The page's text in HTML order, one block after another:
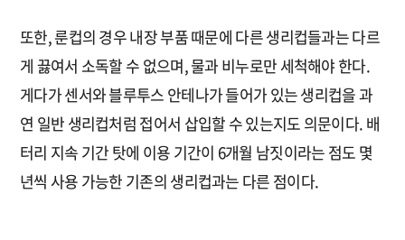
또한, 룬컵의 경우 내장 부품 때문에 다른 생리컵들과는 다르
게 끓여서 소독할 수 없으며, 물과 비누로만 세척해야 한다.
게다가 센서와 블루투스 안테나가 들어가 있는 생리컵을 과
연 일반 생리컵처럼 접어서 삽입할 수 있는지도 의문이다. 배
터리 지속 기간 탓에 이용 기간이 6개월 남짓이라는 점도 몇
년씩 사용 가능한 기존의 생리컵과는 다른 점이다.